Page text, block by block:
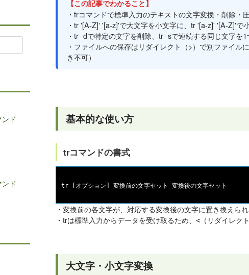
【この記事でわかること】
・trコマンドで標準入力のテキストの文字変換・削除・
・tr '[A-Z]' '[a-z]'で大文字を小文字に、tr '[a-z]' '[A-Z]'で
・tr -dで特定の文字を削除、tr -sで連続する同じ文字を
・ファイルへの保存はリダイレクト（>）で別ファイル
き不可）
基本的な使い方
trコマンドの書式
・変換前の各文字が、対応する変換後の文字に置き換えら
・trは標準入力からデータを受け取るため、
< （リダイレク
大文字・小文字変換
ド
ド